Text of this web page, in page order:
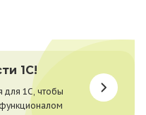
1С!
для 1С, чтобы